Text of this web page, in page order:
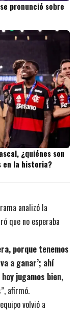
pronunció sobre
¿quiénes son
en la historia?
analizó la
que no esperaba
porque tenemos
a ganar’; ahí
jugamos bien,
”, afirmó.
volvió a